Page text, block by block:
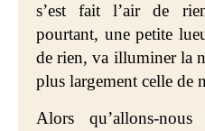
s’est fait l’air de
pourtant, une petite
de rien, va illuminer la
plus largement celle de
Alors qu’allons-